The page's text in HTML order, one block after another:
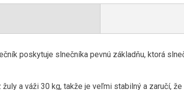
poskytuje slnečníka pevnú základňu, ktorá
a váži 30 kg, takže je veľmi stabilný a zaručí,